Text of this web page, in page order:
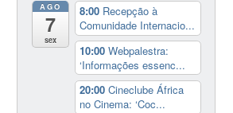
AGO
7
sex
8:00 Recepção à
Comunidade Internacio...
10:00Webpalestra:
‘Informações essenc...
20:00Cineclube África
no Cinema: ‘Coc...